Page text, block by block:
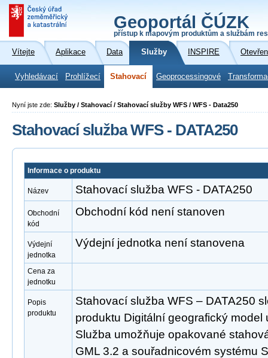
Geoportál ČÚZK
přístup k mapovým produktům a službám
Vítejte Aplikace Data Služby INSPIRE
Vyhledávací Prohlížecí Stahovací Geoprocessingové
Nyní jste zde: Služby / Stahovací / Stahovací služby WFS / WFS - Data250
Stahovací služba WFS - DATA250
Informace o produktu
Název Stahovací služba WFS - DATA250
Obchodní
kód
Obchodní kód není stanoven
Výdejní
jednotka
Výdejní jednotka není stanovena
Cena za
jednotku
Popis
produktu
Stahovací služba WFS – DATA250
produktu Digitální geografický model
Služba umožňuje opakované
GML 3.2 a souřadnicovém systému